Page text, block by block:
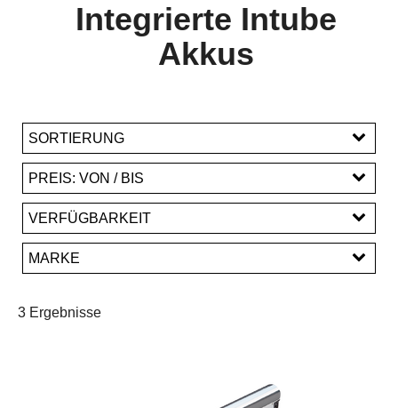
Integrierte Intube
Akkus
SORTIERUNG
PREIS: VON / BIS
EUR
VERFÜGBARKEIT
MARKE
3 Ergebnisse